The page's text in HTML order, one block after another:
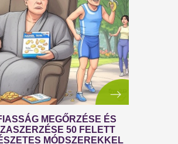
ÍGY KERÜLD EL AZ
ŐRÜLETET!
iskolakezdés sok családban nem
új kezdet, hanem egy stresszes
Ugyanakkor lehet jól csinálni!
Olvass tovább a tippekért!